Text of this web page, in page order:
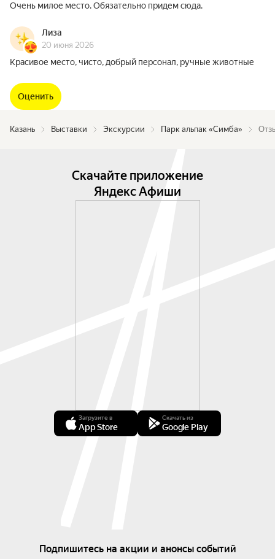
Очень милое место. Обязательно придем сюда.
Лиза
20 июня 2026
Красивое место, чисто, добрый персонал, ручные животные
Оценить
Казань Выставки Экскурсии Парк альпак «Симба»
Скачайте приложение
Яндекс Афиши
Загрузите в
App Store
Скачать из
Google Play
Подпишитесь на акции и анонсы событий